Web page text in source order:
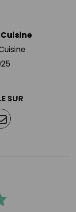
Cuisine
SUR